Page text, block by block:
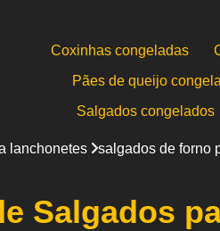
Coxinhas congeladas
Pães de queijo
Salgados congelados
lanchonetes salgados de forno
Salgados